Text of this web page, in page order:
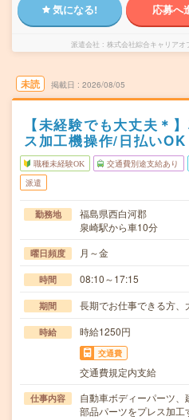
気になる! 応募へ
派遣会社 株式会社綜合キャリア
未読 掲載日 2026/08/05
【未経験でも大丈夫＊
ス加工機操作/日払いOK
職種未経験OK 交通費別途支給あり
派遣
勤務地
福島県西白河郡
泉崎駅から車10分
曜日頻度 月～金
時間 08:10～17:15
期間 長期でお仕事できる方、
時給 時給1250円
交通費
交通費規定内支給
仕事内容
自動車ボディーパーツ
部品パーツをプレス加